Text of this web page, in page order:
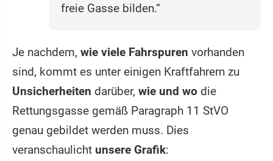
freie Gasse bilden.“
Je nachdem, wie viele Fahrspuren vorhanden
sind, kommt es unter einigen Kraftfahrern zu
Unsicherheiten darüber, wie und wo die
Rettungsgasse gemäß Paragraph 11 StVO
genau gebildet werden muss. Dies
veranschaulicht unsere Grafik: